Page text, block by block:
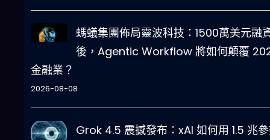
螞蟻集團佈局靈波科技：1500萬美元融
後，Agentic Workflow 將如何顛覆
金融業？
2026-08-08
Grok 4.5 震撼發布：xAI 如何用 1.5 兆